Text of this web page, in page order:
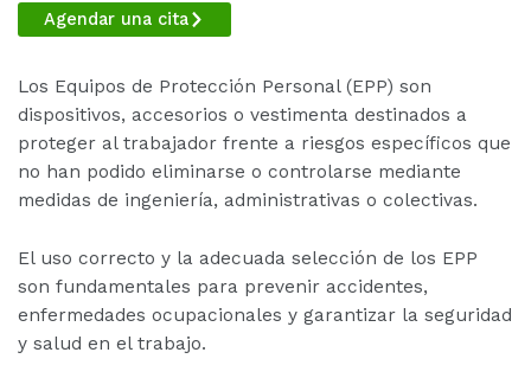
Agendar una cita
Los Equipos de Protección Personal (EPP) son
dispositivos, accesorios o vestimenta destinados a
proteger al trabajador frente a riesgos específicos que
no han podido eliminarse o controlarse mediante
medidas de ingeniería, administrativas o colectivas.
El uso correcto y la adecuada selección de los EPP
son fundamentales para prevenir accidentes,
enfermedades ocupacionales y garantizar la seguridad
y salud en el trabajo.